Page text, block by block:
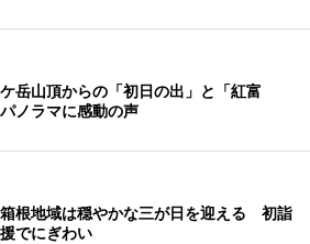
岳山頂からの「初日の出」と「紅富
ノラマに感動の声
根地域は穏やかな三が日を迎える 初詣
でにぎわい